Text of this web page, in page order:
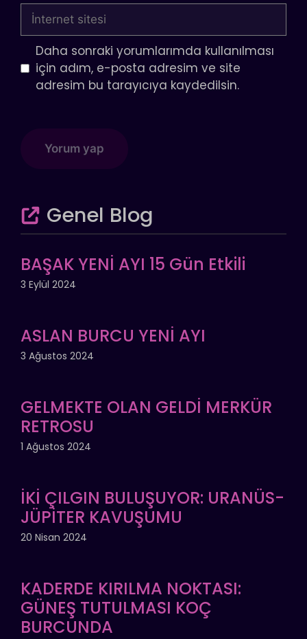
İnternet
sitesi
Daha sonraki yorumlarımda kullanılması
için adım, e-posta adresim ve site
adresim bu tarayıcıya kaydedilsin.
Genel Blog
BAŞAK YENİ AYI 15 Gün Etkili
3 Eylül 2024
ASLAN BURCU YENİ AYI
3 Ağustos 2024
GELMEKTE OLAN GELDİ MERKÜR
RETROSU
1 Ağustos 2024
İKİ ÇILGIN BULUŞUYOR: URANÜS-
JÜPİTER KAVUŞUMU
20 Nisan 2024
KADERDE KIRILMA NOKTASI:
GÜNEŞ TUTULMASI KOÇ
BURCUNDA